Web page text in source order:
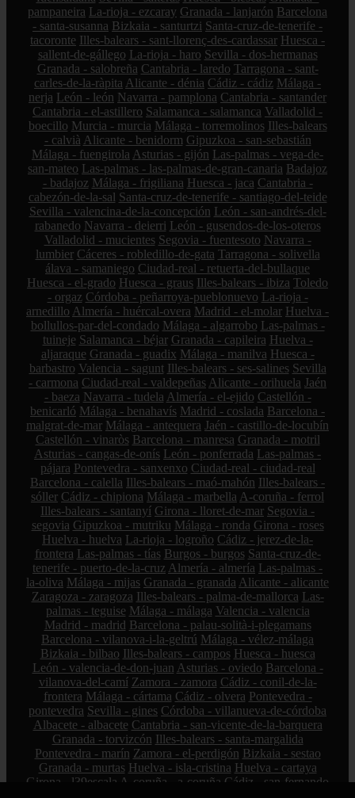
pampaneira La-rioja - ezcaray Granada - lanjarón Barcelona
- santa-susanna Bizkaia - santurtzi Santa-cruz-de-tenerife -
tacoronte Illes-balears - sant-llorenç-des-cardassar Huesca -
sallent-de-gállego La-rioja - haro Sevilla - dos-hermanas
Granada - salobreña Cantabria - laredo Tarragona - sant-
carles-de-la-ràpita Alicante - dénia Cádiz - cádiz Málaga -
nerja León - león Navarra - pamplona Cantabria - santander
Cantabria - el-astillero Salamanca - salamanca Valladolid -
boecillo Murcia - murcia Málaga - torremolinos Illes-balears
- calvià Alicante - benidorm Gipuzkoa - san-sebastián
Málaga - fuengirola Asturias - gijón Las-palmas - vega-de-
san-mateo Las-palmas - las-palmas-de-gran-canaria Badajoz
- badajoz Málaga - frigiliana Huesca - jaca Cantabria -
cabezón-de-la-sal Santa-cruz-de-tenerife - santiago-del-teide
Sevilla - valencina-de-la-concepción León - san-andrés-del-
rabanedo Navarra - deierri León - gusendos-de-los-oteros
Valladolid - mucientes Segovia - fuentesoto Navarra -
lumbier Cáceres - robledillo-de-gata Tarragona - solivella
álava - samaniego Ciudad-real - retuerta-del-bullaque
Huesca - el-grado Huesca - graus Illes-balears - ibiza Toledo
- orgaz Córdoba - peñarroya-pueblonuevo La-rioja -
arnedillo Almería - huércal-overa Madrid - el-molar Huelva -
bollullos-par-del-condado Málaga - algarrobo Las-palmas -
tuineje Salamanca - béjar Granada - capileira Huelva -
aljaraque Granada - guadix Málaga - manilva Huesca -
barbastro Valencia - sagunt Illes-balears - ses-salines Sevilla
- carmona Ciudad-real - valdepeñas Alicante - orihuela Jaén
- baeza Navarra - tudela Almería - el-ejido Castellón -
benicarló Málaga - benahavís Madrid - coslada Barcelona -
malgrat-de-mar Málaga - antequera Jaén - castillo-de-locubín
Castellón - vinaròs Barcelona - manresa Granada - motril
Asturias - cangas-de-onís León - ponferrada Las-palmas -
pájara Pontevedra - sanxenxo Ciudad-real - ciudad-real
Barcelona - calella Illes-balears - maó-mahón Illes-balears -
sóller Cádiz - chipiona Málaga - marbella A-coruña - ferrol
Illes-balears - santanyí Girona - lloret-de-mar Segovia -
segovia Gipuzkoa - mutriku Málaga - ronda Girona - roses
Huelva - huelva La-rioja - logroño Cádiz - jerez-de-la-
frontera Las-palmas - tías Burgos - burgos Santa-cruz-de-
tenerife - puerto-de-la-cruz Almería - almería Las-palmas -
la-oliva Málaga - mijas Granada - granada Alicante - alicante
Zaragoza - zaragoza Illes-balears - palma-de-mallorca Las-
palmas - teguise Málaga - málaga Valencia - valencia
Madrid - madrid Barcelona - palau-solità-i-plegamans
Barcelona - vilanova-i-la-geltrú Málaga - vélez-málaga
Bizkaia - bilbao Illes-balears - campos Huesca - huesca
León - valencia-de-don-juan Asturias - oviedo Barcelona -
vilanova-del-camí Zamora - zamora Cádiz - conil-de-la-
frontera Málaga - cártama Cádiz - olvera Pontevedra -
pontevedra Sevilla - gines Córdoba - villanueva-de-córdoba
Albacete - albacete Cantabria - san-vicente-de-la-barquera
Granada - torvizcón Illes-balears - santa-margalida
Pontevedra - marín Zamora - el-perdigón Bizkaia - sestao
Granada - murtas Huelva - isla-cristina Huelva - cartaya
Girona - l39escala A-coruña - a-coruña Cádiz - san-fernando